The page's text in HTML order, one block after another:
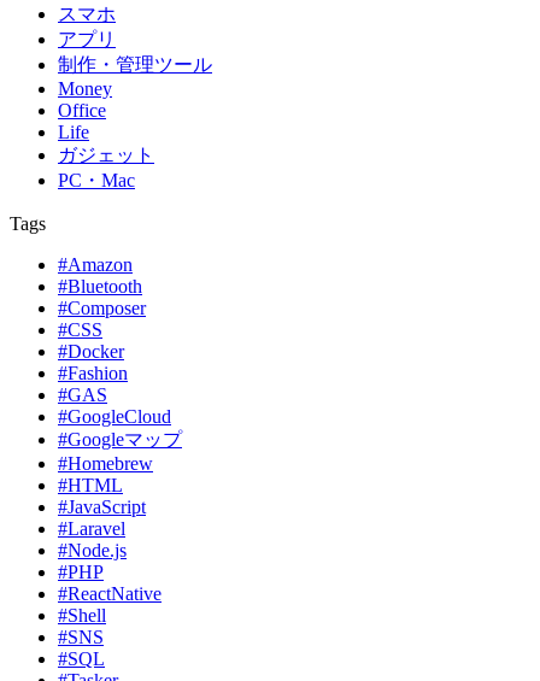
スマホ
アプリ
制作・管理ツール
Money
Office
Life
ガジェット
PC・Mac
Tags
#Amazon
#Bluetooth
#Composer
#CSS
#Docker
#Fashion
#GAS
#GoogleCloud
#Googleマップ
#Homebrew
#HTML
#JavaScript
#Laravel
#Node.js
#PHP
#ReactNative
#Shell
#SNS
#SQL